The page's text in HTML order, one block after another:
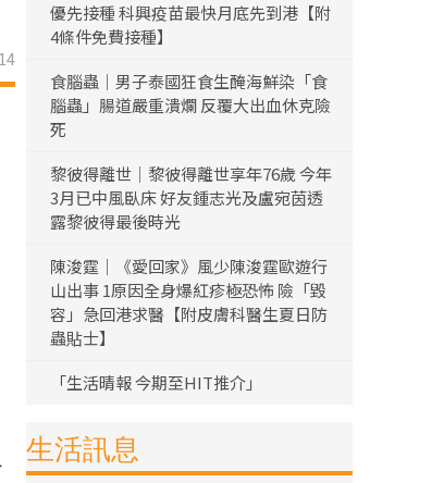
優先接種 科興疫苗最快月底先到港【附
4條件免費接種】
食腦蟲｜男子泰國狂食生醃海鮮染「食
腦蟲」腸道嚴重潰爛 反覆大出血休克險
死
黎彼得離世｜黎彼得離世享年76歲 今年
3月已中風臥床 好友鍾志光及盧宛茵透
露黎彼得最後時光
陳浚霆｜《愛回家》風少陳浚霆歐遊行
山出事 1原因全身爆紅疹極恐怖 險「毀
容」急回港求醫【附皮膚科醫生夏日防
蟲貼士】
「生活晴報 今期至HIT推介」
生活訊息